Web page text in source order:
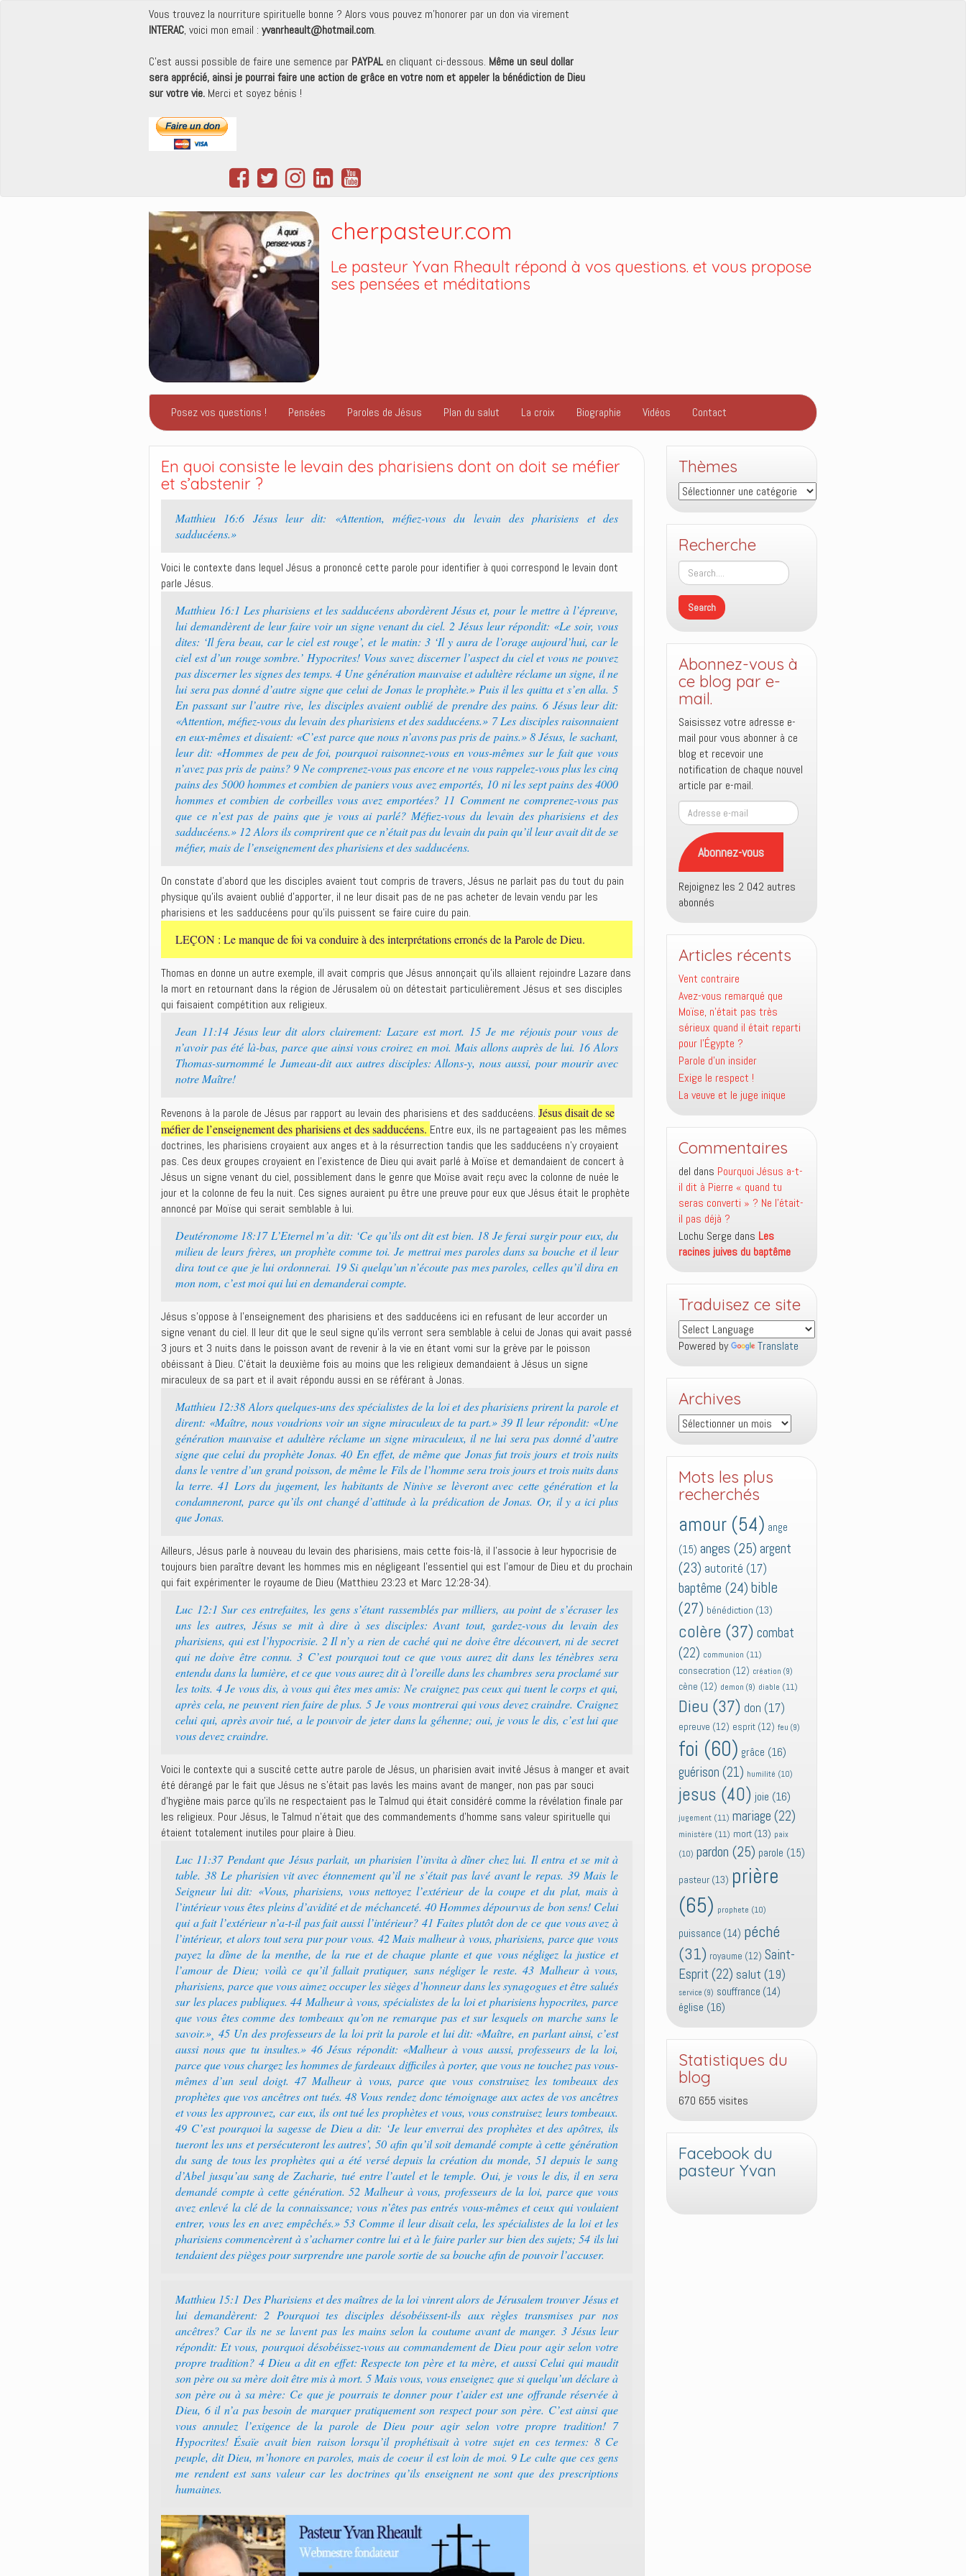
Vous trouvez la nourriture spirituelle bonne ? Alors vous pouvez m'honorer par un don via virement
INTERAC, voici mon email : yvanrheault@hotmail.com.
C'est aussi possible de faire une semence par PAYPAL en cliquant ci-dessous. Même un seul dollar
sera apprécié, ainsi je pourrai faire une action de grâce en votre nom et appeler la bénédiction de Dieu
sur votre vie. Merci et soyez bénis !
cherpasteur.com
Le pasteur Yvan Rheault répond à vos questions. et vous propose
ses pensées et méditations
Posez vos questions ! Pensées Paroles de Jésus Plan du salut La croix Biographie Vidéos Contact
En quoi consiste le levain des pharisiens dont on doit se méfier
et s’abstenir ?
Matthieu 16:6 Jésus leur dit: «Attention, méfiez-vous du levain des pharisiens et des
sadducéens.»
Voici le contexte dans lequel Jésus a prononcé cette parole pour identifier à quoi correspond le levain dont
parle Jésus.
Matthieu 16:1 Les pharisiens et les sadducéens abordèrent Jésus et, pour le mettre à l’épreuve,
lui demandèrent de leur faire voir un signe venant du ciel. 2 Jésus leur répondit: «Le soir, vous
dites: ‘Il fera beau, car le ciel est rouge’, et le matin: 3 ‘Il y aura de l’orage aujourd’hui, car le
ciel est d’un rouge sombre.’ Hypocrites! Vous savez discerner l’aspect du ciel et vous ne pouvez
pas discerner les signes des temps. 4 Une génération mauvaise et adultère réclame un signe, il ne
lui sera pas donné d’autre signe que celui de Jonas le prophète.» Puis il les quitta et s’en alla. 5
En passant sur l’autre rive, les disciples avaient oublié de prendre des pains. 6 Jésus leur dit:
«Attention, méfiez-vous du levain des pharisiens et des sadducéens.» 7 Les disciples raisonnaient
en eux-mêmes et disaient: «C’est parce que nous n’avons pas pris de pains.» 8 Jésus, le sachant,
leur dit: «Hommes de peu de foi, pourquoi raisonnez-vous en vous-mêmes sur le fait que vous
n’avez pas pris de pains? 9 Ne comprenez-vous pas encore et ne vous rappelez-vous plus les cinq
pains des 5000 hommes et combien de paniers vous avez emportés, 10 ni les sept pains des 4000
hommes et combien de corbeilles vous avez emportées? 11 Comment ne comprenez-vous pas
que ce n’est pas de pains que je vous ai parlé? Méfiez-vous du levain des pharisiens et des
sadducéens.» 12 Alors ils comprirent que ce n’était pas du levain du pain qu’il leur avait dit de se
méfier, mais de l’enseignement des pharisiens et des sadducéens.
On constate d’abord que les disciples avaient tout compris de travers, Jésus ne parlait pas du tout du pain
physique qu’ils avaient oublié d’apporter, il ne leur disait pas de ne pas acheter de levain vendu par les
pharisiens et les sadducéens pour qu’ils puissent se faire cuire du pain.
LEÇON : Le manque de foi va conduire à des interprétations erronés de la Parole de Dieu.
Thomas en donne un autre exemple, ill avait compris que Jésus annonçait qu’ils allaient rejoindre Lazare dans
la mort en retournant dans la région de Jérusalem où on détestait particulièrement Jésus et ses disciples
qui faisaient compétition aux religieux.
Jean 11:14 Jésus leur dit alors clairement: Lazare est mort. 15 Je me réjouis pour vous de
n’avoir pas été là-bas, parce que ainsi vous croirez en moi. Mais allons auprès de lui. 16 Alors
Thomas-surnommé le Jumeau-dit aux autres disciples: Allons-y, nous aussi, pour mourir avec
notre Maître!
Revenons à la parole de Jésus par rapport au levain des pharisiens et des sadducéens. Jésus disait de se
méfier de l’enseignement des pharisiens et des sadducéens. Entre eux, ils ne partageaient pas les mêmes
doctrines, les pharisiens croyaient aux anges et à la résurrection tandis que les sadducéens n’y croyaient
pas. Ces deux groupes croyaient en l’existence de Dieu qui avait parlé à Moïse et demandaient de concert à
Jésus un signe venant du ciel, possiblement dans le genre que Moïse avait reçu avec la colonne de nuée le
jour et la colonne de feu la nuit. Ces signes auraient pu être une preuve pour eux que Jésus était le prophète
annoncé par Moïse qui serait semblable à lui.
Deutéronome 18:17 L’Eternel m’a dit: ‘Ce qu’ils ont dit est bien. 18 Je ferai surgir pour eux, du
milieu de leurs frères, un prophète comme toi. Je mettrai mes paroles dans sa bouche et il leur
dira tout ce que je lui ordonnerai. 19 Si quelqu’un n’écoute pas mes paroles, celles qu’il dira en
mon nom, c’est moi qui lui en demanderai compte.
Jésus s’oppose à l’enseignement des pharisiens et des sadducéens ici en refusant de leur accorder un
signe venant du ciel. Il leur dit que le seul signe qu’ils verront sera semblable à celui de Jonas qui avait passé
3 jours et 3 nuits dans le poisson avant de revenir à la vie en étant vomi sur la grève par le poisson
obéissant à Dieu. C’était la deuxième fois au moins que les religieux demandaient à Jésus un signe
miraculeux de sa part et il avait répondu aussi en se référant à Jonas.
Matthieu 12:38 Alors quelques-uns des spécialistes de la loi et des pharisiens prirent la parole et
dirent: «Maître, nous voudrions voir un signe miraculeux de ta part.» 39 Il leur répondit: «Une
génération mauvaise et adultère réclame un signe miraculeux, il ne lui sera pas donné d’autre
signe que celui du prophète Jonas. 40 En effet, de même que Jonas fut trois jours et trois nuits
dans le ventre d’un grand poisson, de même le Fils de l’homme sera trois jours et trois nuits dans
la terre. 41 Lors du jugement, les habitants de Ninive se lèveront avec cette génération et la
condamneront, parce qu’ils ont changé d’attitude à la prédication de Jonas. Or, il y a ici plus
que Jonas.
Ailleurs, Jésus parle à nouveau du levain des pharisiens, mais cette fois-là, il l’associe à leur hypocrisie de
toujours bien paraître devant les hommes mis en négligeant l’essentiel qui est l’amour de Dieu et du prochain
qui fait expérimenter le royaume de Dieu (Matthieu 23:23 et Marc 12:28-34).
Luc 12:1 Sur ces entrefaites, les gens s’étant rassemblés par milliers, au point de s’écraser les
uns les autres, Jésus se mit à dire à ses disciples: Avant tout, gardez-vous du levain des
pharisiens, qui est l’hypocrisie. 2 Il n’y a rien de caché qui ne doive être découvert, ni de secret
qui ne doive être connu. 3 C’est pourquoi tout ce que vous aurez dit dans les ténèbres sera
entendu dans la lumière, et ce que vous aurez dit à l’oreille dans les chambres sera proclamé sur
les toits. 4 Je vous dis, à vous qui êtes mes amis: Ne craignez pas ceux qui tuent le corps et qui,
après cela, ne peuvent rien faire de plus. 5 Je vous montrerai qui vous devez craindre. Craignez
celui qui, après avoir tué, a le pouvoir de jeter dans la géhenne; oui, je vous le dis, c’est lui que
vous devez craindre.
Voici le contexte qui a suscité cette autre parole de Jésus, un pharisien avait invité Jésus à manger et avait
été dérangé par le fait que Jésus ne s’était pas lavés les mains avant de manger, non pas par souci
d’hygiène mais parce qu’ils ne respectaient pas le Talmud qui était considéré comme la révélation finale par
les religieux. Pour Jésus, le Talmud n’était que des commandements d’homme sans valeur spirituelle qui
étaient totalement inutiles pour plaire à Dieu.
Luc 11:37 Pendant que Jésus parlait, un pharisien l’invita à dîner chez lui. Il entra et se mit à
table. 38 Le pharisien vit avec étonnement qu’il ne s’était pas lavé avant le repas. 39 Mais le
Seigneur lui dit: «Vous, pharisiens, vous nettoyez l’extérieur de la coupe et du plat, mais à
l’intérieur vous êtes pleins d’avidité et de méchanceté. 40 Hommes dépourvus de bon sens! Celui
qui a fait l’extérieur n’a-t-il pas fait aussi l’intérieur? 41 Faites plutôt don de ce que vous avez à
l’intérieur, et alors tout sera pur pour vous. 42 Mais malheur à vous, pharisiens, parce que vous
payez la dîme de la menthe, de la rue et de chaque plante et que vous négligez la justice et
l’amour de Dieu; voilà ce qu’il fallait pratiquer, sans négliger le reste. 43 Malheur à vous,
pharisiens, parce que vous aimez occuper les sièges d’honneur dans les synagogues et être salués
sur les places publiques. 44 Malheur à vous, spécialistes de la loi et pharisiens hypocrites, parce
que vous êtes comme des tombeaux qu’on ne remarque pas et sur lesquels on marche sans le
savoir.»¸ 45 Un des professeurs de la loi prit la parole et lui dit: «Maître, en parlant ainsi, c’est
aussi nous que tu insultes.» 46 Jésus répondit: «Malheur à vous aussi, professeurs de la loi,
parce que vous chargez les hommes de fardeaux difficiles à porter, que vous ne touchez pas vous-
mêmes d’un seul doigt. 47 Malheur à vous, parce que vous construisez les tombeaux des
prophètes que vos ancêtres ont tués. 48 Vous rendez donc témoignage aux actes de vos ancêtres
et vous les approuvez, car eux, ils ont tué les prophètes et vous, vous construisez leurs tombeaux.
49 C’est pourquoi la sagesse de Dieu a dit: ‘Je leur enverrai des prophètes et des apôtres, ils
tueront les uns et persécuteront les autres’, 50 afin qu’il soit demandé compte à cette génération
du sang de tous les prophètes qui a été versé depuis la création du monde, 51 depuis le sang
d’Abel jusqu’au sang de Zacharie, tué entre l’autel et le temple. Oui, je vous le dis, il en sera
demandé compte à cette génération. 52 Malheur à vous, professeurs de la loi, parce que vous
avez enlevé la clé de la connaissance; vous n’êtes pas entrés vous-mêmes et ceux qui voulaient
entrer, vous les en avez empêchés.» 53 Comme il leur disait cela, les spécialistes de la loi et les
pharisiens commencèrent à s’acharner contre lui et à le faire parler sur bien des sujets; 54 ils lui
tendaient des pièges pour surprendre une parole sortie de sa bouche afin de pouvoir l’accuser.
Matthieu 15:1 Des Pharisiens et des maîtres de la loi vinrent alors de Jérusalem trouver Jésus et
lui demandèrent: 2 Pourquoi tes disciples désobéissent-ils aux règles transmises par nos
ancêtres? Car ils ne se lavent pas les mains selon la coutume avant de manger. 3 Jésus leur
répondit: Et vous, pourquoi désobéissez-vous au commandement de Dieu pour agir selon votre
propre tradition? 4 Dieu a dit en effet: Respecte ton père et ta mère, et aussi Celui qui maudit
son père ou sa mère doit être mis à mort. 5 Mais vous, vous enseignez que si quelqu’un déclare à
son père ou à sa mère: Ce que je pourrais te donner pour t’aider est une offrande réservée à
Dieu, 6 il n’a pas besoin de marquer pratiquement son respect pour son père. C’est ainsi que
vous annulez l’exigence de la parole de Dieu pour agir selon votre propre tradition! 7
Hypocrites! Ésaïe avait bien raison lorsqu’il prophétisait à votre sujet en ces termes: 8 Ce
peuple, dit Dieu, m’honore en paroles, mais de coeur il est loin de moi. 9 Le culte que ces gens
me rendent est sans valeur car les doctrines qu’ils enseignent ne sont que des prescriptions
humaines.
Thèmes
Thèmes
Recherche
Abonnez-vous à
ce blog par e-
mail.
Saisissez votre adresse e-
mail pour vous abonner à ce
blog et recevoir une
notification de chaque nouvel
article par e-mail.
Adresse
e-
mail
Abonnez-vous
Rejoignez les 2 042 autres
abonnés
Articles récents
Vent contraire
Avez-vous remarqué que
Moïse, n’était pas très
sérieux quand il était reparti
pour l’Égypte ?
Parole d’un insider
Exige le respect !
La veuve et le juge inique
Commentaires
del dans Pourquoi Jésus a-t-
il dit à Pierre « quand tu
seras converti » ? Ne l’était-
il pas déjà ?
Lochu Serge dans Les
racines juives du baptême
Traduisez ce site
Powered by Translate
Archives
Archives
Mots les plus
recherchés
amour (54) ange
(15) anges (25) argent
(23) autorité (17)
baptême (24) bible
(27) bénédiction (13)
colère (37) combat
(22) communion (11)
consecration (12) création (9)
cène (12) demon (9) diable (11)
Dieu (37) don (17)
epreuve (12) esprit (12) feu (9)
foi (60) grâce (16)
guérison (21) humilité (10)
jesus (40) joie (16)
jugement (11) mariage (22)
ministère (11) mort (13) paix
(10) pardon (25) parole (15)
pasteur (13) prière
(65) prophete (10)
puissance (14) péché
(31) royaume (12) Saint-
Esprit (22) salut (19)
service (9) souffrance (14)
église (16)
Statistiques du
blog
670 655 visites
Facebook du
pasteur Yvan